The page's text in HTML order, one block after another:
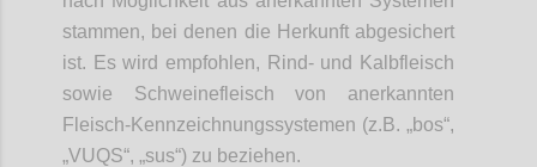
stammen, bei denen die Herkunft abgesichert
ist. Es wird empfohlen, Rind- und Kalbfleisch
sowie Schweinefleisch von anerkannten
Fleisch-Kennzeichnungssystemen (z.B. „bos“,
„VUQS“, „sus“) zu beziehen.